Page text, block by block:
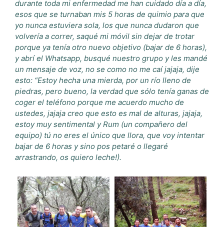
durante toda mi enfermedad me han cuidado día a día,
esos que se turnaban mis 5 horas de quimio para que
yo nunca estuviera sola, los que nunca dudaron que
volvería a correr, saqué mi móvil sin dejar de trotar
porque ya tenía otro nuevo objetivo (bajar de 6 horas),
y abrí el Whatsapp, busqué nuestro grupo y les mandé
un mensaje de voz, no se como no me caí jajaja, dije
esto: “Estoy hecha una mierda, por un río lleno de
piedras, pero bueno, la verdad que sólo tenía ganas de
coger el teléfono porque me acuerdo mucho de
ustedes, jajaja creo que esto es mal de alturas, jajaja,
estoy muy sentimental y Rum (un compañero del
equipo) tú no eres el único que llora, que voy intentar
bajar de 6 horas y sino pos petaré o llegaré
arrastrando, os quiero leche!).